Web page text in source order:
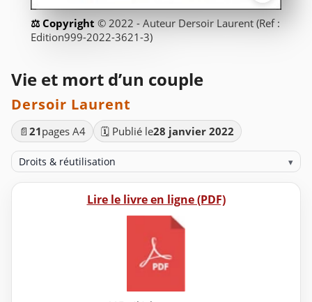
© 2022 - Auteur Dersoir Laurent (Ref :
Edition999-2022-3621-3)
Vie et mort d’un couple
Dersoir Laurent
📄 21pages A4 🗓️ Publié le28 janvier 2022
Droits & réutilisation ▾
Lire le livre en ligne (PDF)